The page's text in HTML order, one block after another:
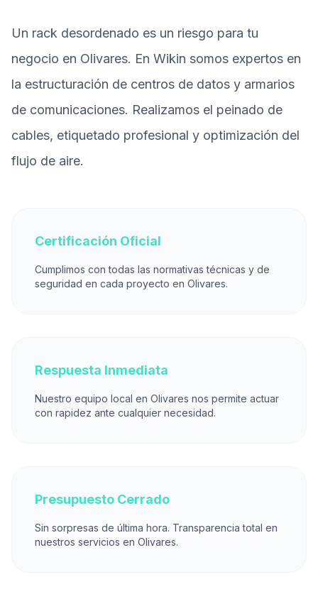
Un rack desordenado es un riesgo para tu
negocio en Olivares. En Wikin somos expertos en
la estructuración de centros de datos y armarios
de comunicaciones. Realizamos el peinado de
cables, etiquetado profesional y optimización del
flujo de aire.
Certificación Oficial
Cumplimos con todas las normativas técnicas y de
seguridad en cada proyecto en Olivares.
Respuesta Inmediata
Nuestro equipo local en Olivares nos permite actuar
con rapidez ante cualquier necesidad.
Presupuesto Cerrado
Sin sorpresas de última hora. Transparencia total en
nuestros servicios en Olivares.